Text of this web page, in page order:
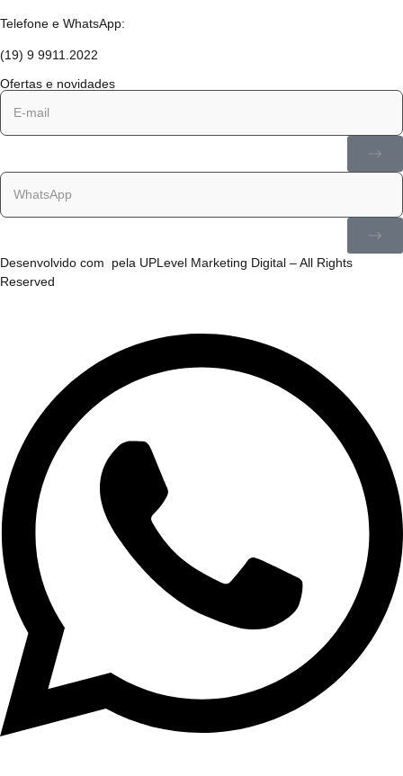
Telefone e WhatsApp:
(19) 9 9911.2022
Ofertas e novidades
Desenvolvido com pela UPLevel Marketing Digital – All Rights
Reserved